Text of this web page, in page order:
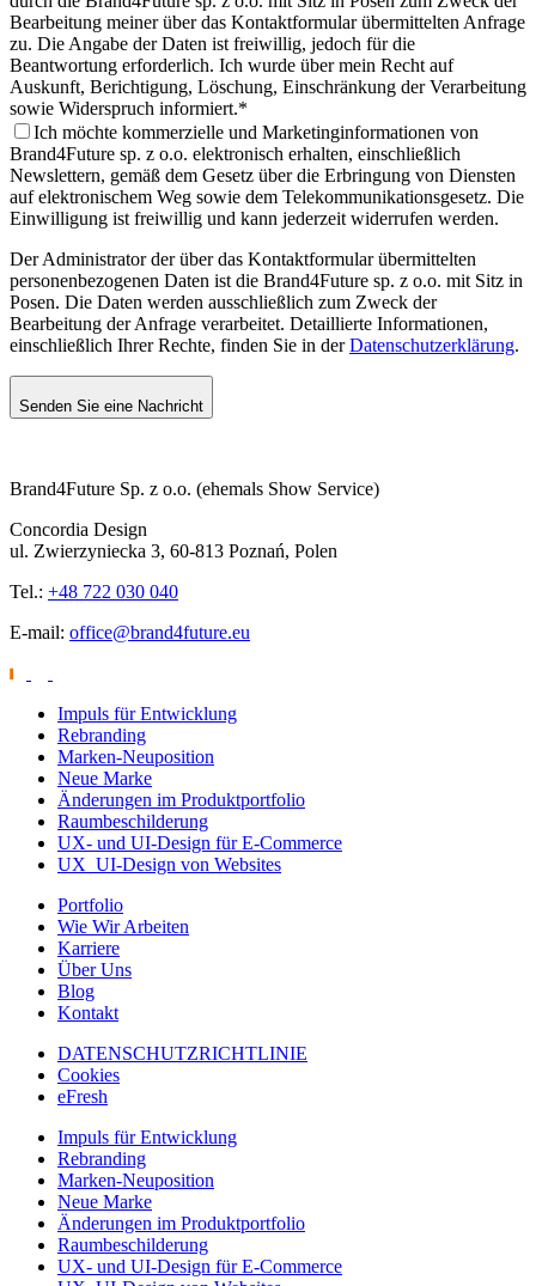
Bearbeitung meiner über das Kontaktformular übermittelten Anfrage
zu. Die Angabe der Daten ist freiwillig, jedoch für die
Beantwortung erforderlich. Ich wurde über mein Recht auf
Auskunft, Berichtigung, Löschung, Einschränkung der Verarbeitung
sowie Widerspruch informiert.*
Ich möchte kommerzielle und Marketinginformationen von
Brand4Future sp. z o.o. elektronisch erhalten, einschließlich
Newslettern, gemäß dem Gesetz über die Erbringung von Diensten
auf elektronischem Weg sowie dem Telekommunikationsgesetz. Die
Einwilligung ist freiwillig und kann jederzeit widerrufen werden.
Der Administrator der über das Kontaktformular übermittelten
personenbezogenen Daten ist die Brand4Future sp. z o.o. mit Sitz in
Posen. Die Daten werden ausschließlich zum Zweck der
Bearbeitung der Anfrage verarbeitet. Detaillierte Informationen,
einschließlich Ihrer Rechte, finden Sie in derDatenschutzerklärung.
Senden Sie eine Nachricht
Brand4Future Sp. z o.o. (ehemals Show Service)
Concordia Design
ul. Zwierzyniecka 3, 60-813 Poznań, Polen
Tel.: +48 722 030 040
E-mail: office@brand4future.eu
Impuls für Entwicklung
Rebranding
Marken-Neuposition
Neue Marke
Änderungen im Produktportfolio
Raumbeschilderung
UX- und UI-Design für E-Commerce
UX_UI-Design von Websites
Portfolio
Wie Wir Arbeiten
Karriere
Über Uns
Blog
Kontakt
DATENSCHUTZRICHTLINIE
Cookies
eFresh
Impuls für Entwicklung
Rebranding
Marken-Neuposition
Neue Marke
Änderungen im Produktportfolio
Raumbeschilderung
UX- und UI-Design für E-Commerce